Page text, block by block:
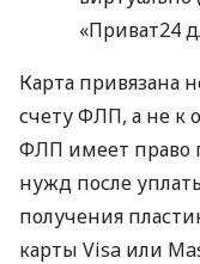
«Приват24
Карта привязана
счету ФЛП, а не к
ФЛП имеет право
нужд после
получения
карты Visa или